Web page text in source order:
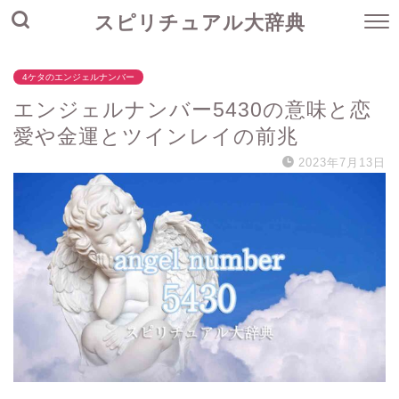
スピリチュアル大辞典
4ケタのエンジェルナンバー
エンジェルナンバー5430の意味と恋
愛や金運とツインレイの前兆
2023年7月13日